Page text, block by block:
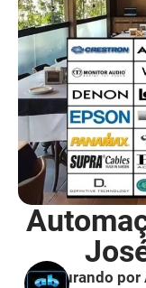
Procurando por